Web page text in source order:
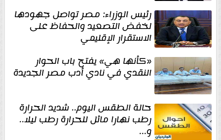
رئيس الوزراء: مصر تواصل جهودها
لخفض التصعيد والحفاظ على
الاستقرار الإقليمي
«كأنها هي» يفتح باب الحوار
النقدي في نادي أدب مصر الجديدة
حالة الطقس اليوم.. شديد الحرارة
رطب نهارا مائل للحرارة رطب ليلا..
و...